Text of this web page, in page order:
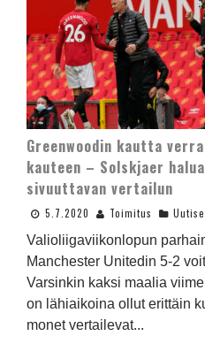
Greenwoodin kautta
kauteen – Solskjaer
sivuuttavan vertailun
5.7.2020 Toimitus
Valioliigaviikonlopun
Manchester Unitedin 5-2
Varsinkin kaksi maalia
on lähiaikoina ollut erittäin
monet vertailevat...